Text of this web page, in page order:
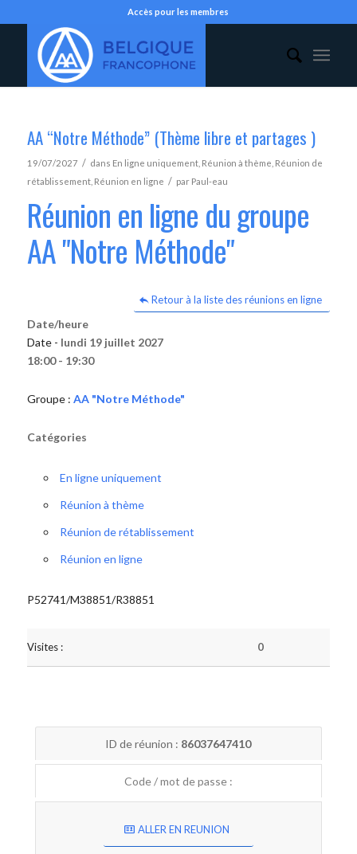
Accès pour les membres
AA “Notre Méthode” (Thème libre et partages )
19/07/2027 / dans En ligne uniquement, Réunion à thème Réunion de
rétablissement, Réunion en ligne / par Paul-eau
Réunion en ligne du groupe
AA "Notre Méthode"
Retour à la liste des réunions en ligne
Date/heure
Date - lundi 19 juillet 2027
18:00 - 19:30
Groupe : AA "Notre Méthode"
Catégories
En ligne uniquement
Réunion à thème
Réunion de rétablissement
Réunion en ligne
P52741/M38851/R38851
Visites : 0
ID de réunion : 86037647410
Code / mot de passe :
ALLER EN REUNION